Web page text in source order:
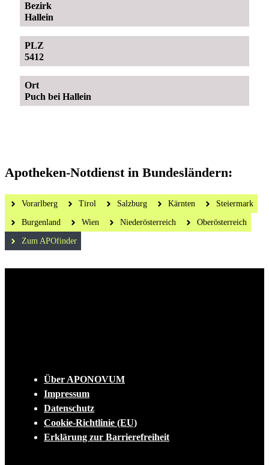
Bezirk
Hallein
PLZ
5412
Ort
Puch bei Hallein
Apotheken-Notdienst in Bundesländern:
Vorarlberg Tirol Salzburg Kärnten Steiermark
Burgenland Wien Niederösterreich Oberösterreich
Zum APOfinder
Über APONOVUM
Impressum
Datenschutz
Cookie-Richtlinie (EU)
Erklärung zur Barrierefreiheit